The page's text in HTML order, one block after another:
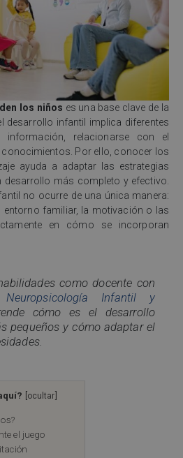
los niños es una base clave de la
desarrollo infantil implica diferentes
relacionarse con el
Por ello, conocer los
ayuda a adaptar las estrategias
desarrollo más completo y efectivo.
no ocurre de una única manera:
familiar, la motivación o las
en cómo se incorporan
como docente con
Infantil y
cómo es el desarrollo
pequeños y cómo adaptar el
ocultar
el juego